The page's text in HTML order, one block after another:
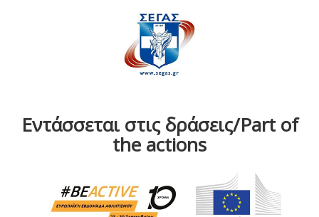
Εντάσσεται στις δράσεις/Part of
the actions